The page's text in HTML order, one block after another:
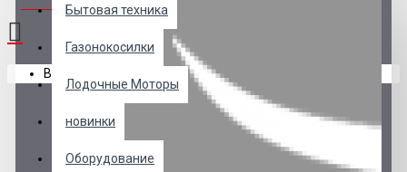
Бытовая техника
Газонокосилки
Лодочные Моторы
новинки
Оборудование
0 товар(ов) - 0 р.
В корзине пусто!